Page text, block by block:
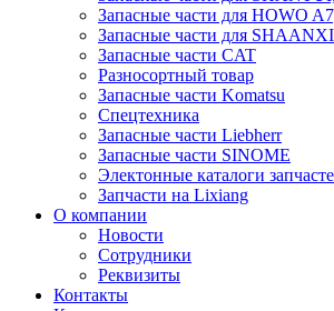
Запасные части для HOWO
Запасные части для SHAANXI
Запасные части CAT
Разносортный товар
Запасные части Komatsu
Спецтехника
Запасные части Liebherr
Запасные части SINOME
Электонные каталоги
Запчасти на Lixiang
О компании
Новости
Сотрудники
Реквизиты
Контакты